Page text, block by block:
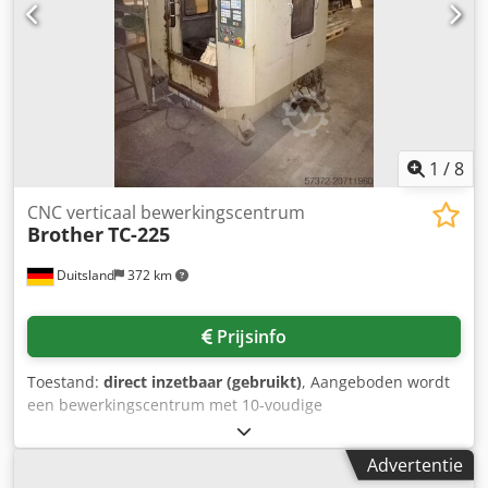
Dsdpfoxnwvpjx Ab Sjkr Nominaal vermogen: 16,0 kVA
Maximaal vermogen: 32,0 kVA UITRUSTING 2 pallets
1 /8
Duitsland 372 km
CNC verticaal bewerkingscentrum
BrotherTC-225
Prijsinfo
Toestand: direct inzetbaar (gebruikt), Aangeboden wordt
een bewerkingscentrum met 10-voudige
gereedschapswisselaar. Tafelopspanvlak X/Y:
600mm/300mm, verplaatsingen X/Y/Z: ca.
420mm/300mm/250mm, spilsnelheid: 6000 omw/min.
Advertentie